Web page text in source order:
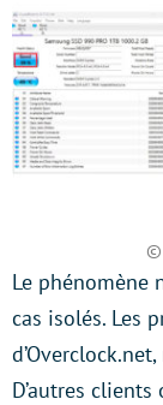
©
Le phénomène
cas isolés. Les
D’autres